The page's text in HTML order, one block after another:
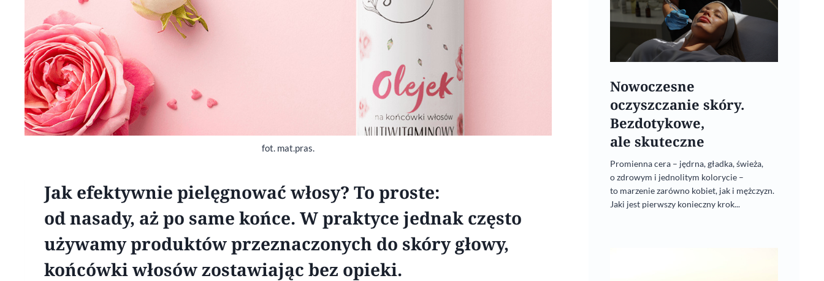
fot. mat.pras.
Jak efektywnie pielęgnować włosy? To proste:
od nasady, aż po same końce. W praktyce jednak często
używamy produktów przeznaczonych do skóry głowy,
końcówki włosów zostawiając bez opieki.
Nowoczesne
oczyszczanie skóry.
Bezdotykowe,
ale skuteczne
Promienna cera – jędrna, gładka, świeża,
o zdrowym i jednolitym kolorycie –
to marzenie zarówno kobiet, jak i mężczyzn.
Jaki jest pierwszy konieczny krok...